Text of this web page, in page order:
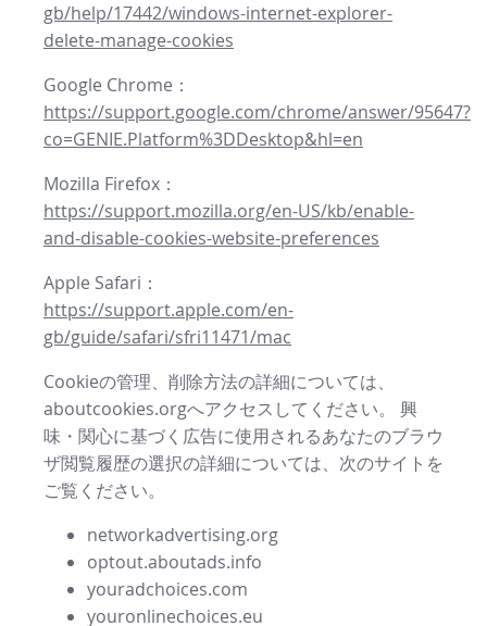
gb/help/17442/windows-internet-explorer-
delete-manage-cookies
Google Chrome：
https://support.google.com/chrome/answer/95647?
co=GENIE.Platform%3DDesktop&hl=en
Mozilla Firefox：
https://support.mozilla.org/en-US/kb/enable-
and-disable-cookies-website-preferences
Apple Safari：
https://support.apple.com/en-
gb/guide/safari/sfri11471/mac
Cookieの管理、削除方法の詳細については、
aboutcookies.orgへアクセスしてください。 興
味・関心に基づく広告に使用されるあなたのブラウ
ザ閲覧履歴の選択の詳細については、次のサイトを
ご覧ください。
networkadvertising.org
optout.aboutads.info
youradchoices.com
youronlinechoices.eu